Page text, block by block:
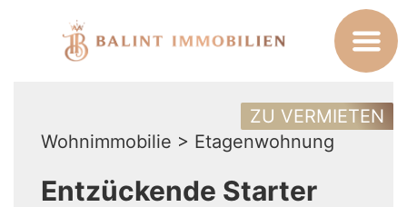
Wohnimmobilie > Etagenwohnung
ZU VERMIETEN
Entzückende Starter